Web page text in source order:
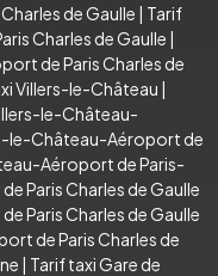
de Gaulle | Tarif
Charles de Gaulle |
de Paris Charles de
Villers-le-Château |
le-Château-
le-Château-Aéroport de
Aéroport de Paris-
Paris Charles de Gaulle
Paris Charles de Gaulle
de Paris Charles de
| Tarif taxi Gare de